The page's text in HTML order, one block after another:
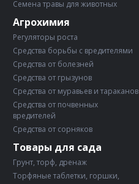
Семена травы для животных
Агрохимия
Регуляторы роста
Средства борьбы с вредителями
Средства от болезней
Средства от грызунов
Средства от муравьев и тараканов
Средства от почвенных
вредителей
Средства от сорняков
Товары для сада
Грунт, торф, дренаж
Торфяные таблетки, горшки,